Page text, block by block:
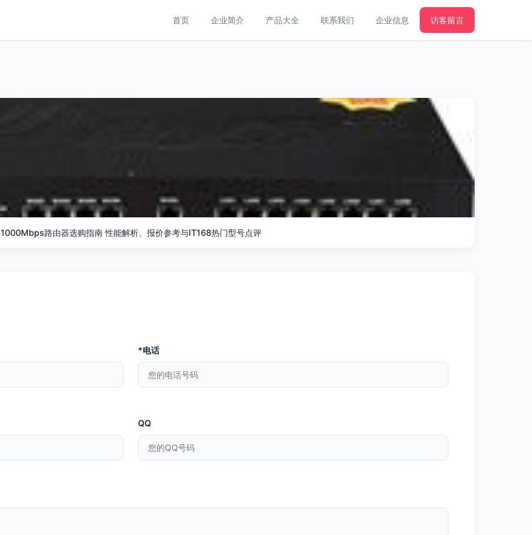
首页 企业简介 产品大全 联系我们 企业信息 访客留言
1000Mbps路由器选购指南 性能解析、报价参考与IT168热门型号点评
*电话
QQ